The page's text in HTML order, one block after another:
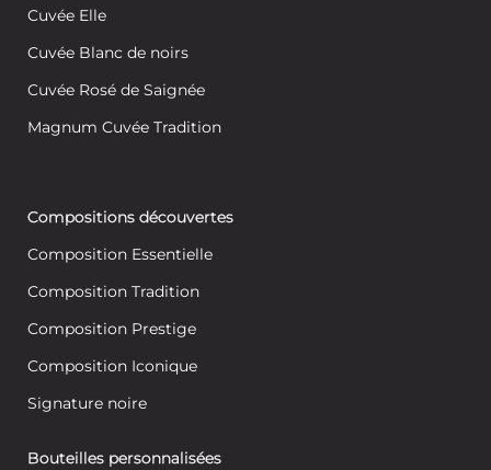
Cuvée Elle
Cuvée Blanc de noirs
Cuvée Rosé de Saignée
Magnum Cuvée Tradition
Compositions découvertes
Composition Essentielle
Composition Tradition
Composition Prestige
Composition Iconique
Signature noire
Bouteilles personnalisées